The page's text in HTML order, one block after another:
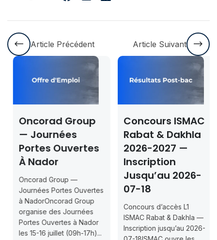
Article Précédent Article Suivant
Oncorad Group
— Journées
Portes Ouvertes
À Nador
Oncorad Group —
Journées Portes Ouvertes
à NadorOncorad Group
organise des Journées
Portes Ouvertes à Nador
les 15-16 juillet (09h-17h)...
Concours ISMAC
Rabat & Dakhla
2026-2027 —
Inscription
Jusqu’au 2026-
07-18
Concours d’accès L1
ISMAC Rabat & Dakhla —
Inscription jusqu’au 2026-